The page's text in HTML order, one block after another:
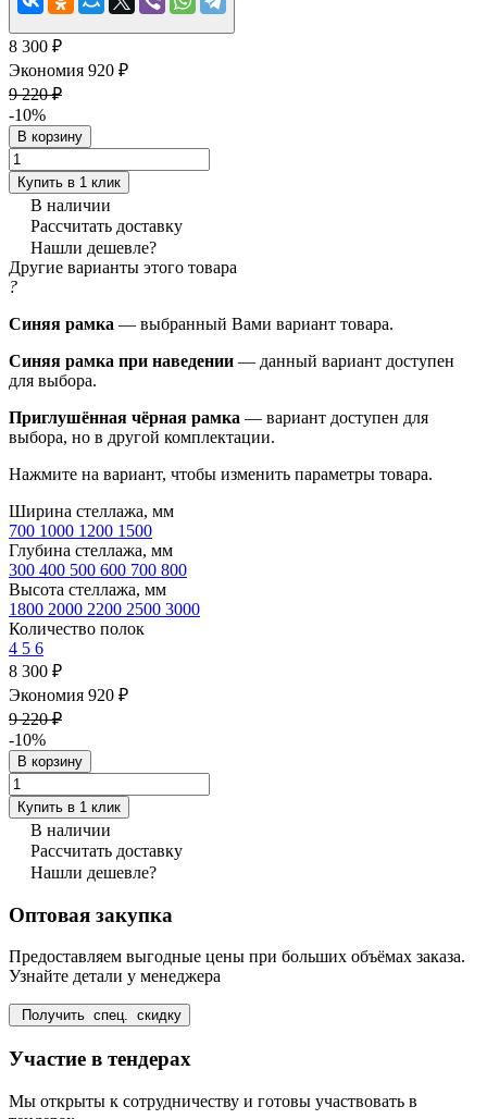
8 300 ₽
Экономия 920 ₽
9 220 ₽
-10%
В корзину
Купить в 1 клик
В наличии
Рассчитать доставку
Нашли дешевле?
Другие варианты этого товара
?
Синяя рамка — выбранный Вами вариант товара.
Синяя рамка при наведении — данный вариант доступен
для выбора.
Приглушённая чёрная рамка — вариант доступен для
выбора, но в другой комплектации.
Нажмите на вариант, чтобы изменить параметры товара.
Ширина стеллажа, мм
700 1000 1200 1500
Глубина стеллажа, мм
300 400 500 600 700 800
Высота стеллажа, мм
1800 2000 2200 2500 3000
Количество полок
4 5 6
8 300 ₽
Экономия 920 ₽
9 220 ₽
-10%
В корзину
Купить в 1 клик
В наличии
Рассчитать доставку
Нашли дешевле?
Оптовая закупка
Предоставляем выгодные цены при больших объёмах заказа.
Узнайте детали у менеджера
Получить спец. скидку
Участие в тендерах
Мы открыты к сотрудничеству и готовы участвовать в